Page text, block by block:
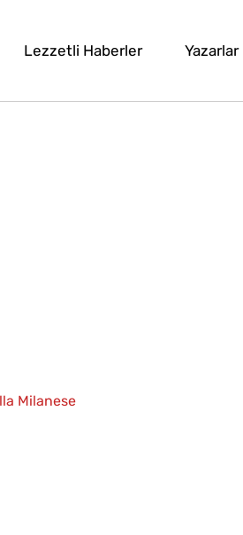
Lezzetli Haberler Yazarlar
Milanese